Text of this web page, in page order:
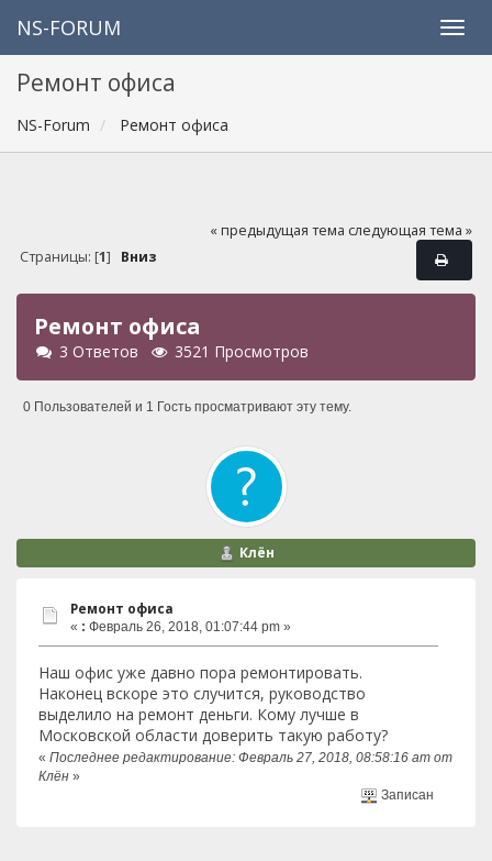
NS-FORUM
Ремонт офиса
NS-Forum Ремонт офиса
« предыдущая тема следующая тема »
Страницы: [1] Вниз
Ремонт офиса
3 Ответов 3521 Просмотров
0 Пользователей и 1 Гость просматривают эту тему.
Клён
Ремонт офиса
« : Февраль 26, 2018, 01:07:44 pm »
Наш офис уже давно пора ремонтировать.
Наконец вскоре это случится, руководство
выделило на ремонт деньги. Кому лучше в
Московской области доверить такую работу?
« Последнее редактирование: Февраль 27, 2018, 08:58:16 am от
Клён »
Записан